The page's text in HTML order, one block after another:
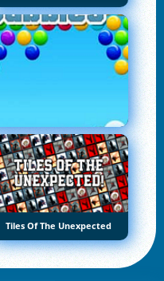
Tiles Of The Unexpected